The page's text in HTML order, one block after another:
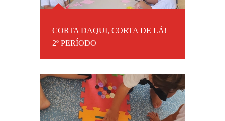
CORTA DAQUI, CORTA DE LÁ!
2º PERÍODO